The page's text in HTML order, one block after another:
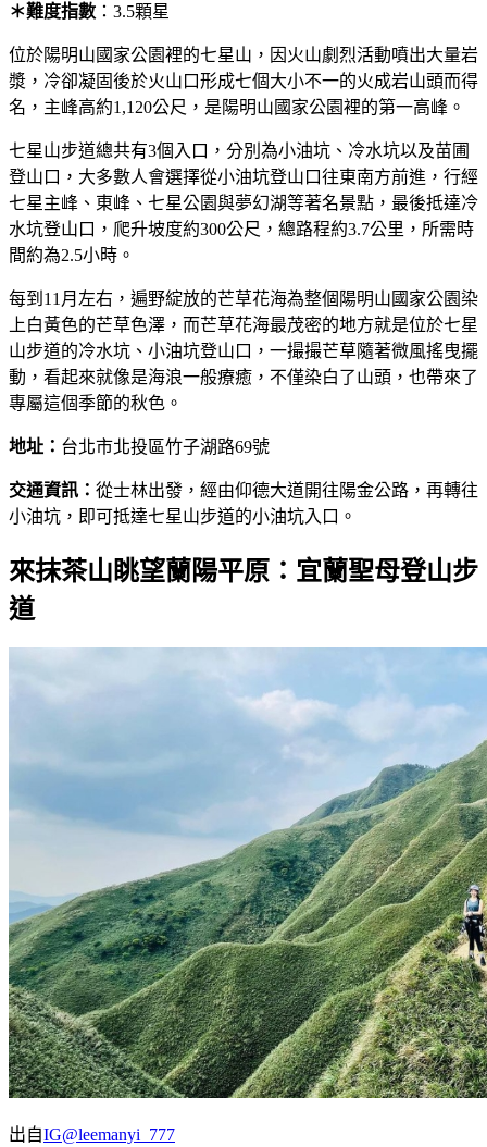
＊難度指數 ：3.5顆星
位於陽明山國家公園裡的七星山，因火山劇烈活動噴出大量岩
漿，冷卻凝固後於火山口形成七個大小不一的火成岩山頭而得
名，主峰高約1,120公尺，是陽明山國家公園裡的第一高峰。
七星山步道總共有3個入口，分別為小油坑、冷水坑以及苗圃
登山口，大多數人會選擇從小油坑登山口往東南方前進，行經
七星主峰、東峰、七星公園與夢幻湖等著名景點，最後抵達冷
水坑登山口，爬升坡度約300公尺，總路程約3.7公里，所需時
間約為2.5小時。
每到11月左右，遍野綻放的芒草花海為整個陽明山國家公園染
上白黃色的芒草色澤，而芒草花海最茂密的地方就是位於七星
山步道的冷水坑、小油坑登山口，一撮撮芒草隨著微風搖曳擺
動，看起來就像是海浪一般療癒，不僅染白了山頭，也帶來了
專屬這個季節的秋色。
地址： 台北市北投區竹子湖路69號
交通資訊： 從士林出發，經由仰德大道開往陽金公路，再轉往
小油坑，即可抵達七星山步道的小油坑入口。
來抹茶山眺望蘭陽平原：宜蘭聖母登山步
道
出自IG@leemanyi_777